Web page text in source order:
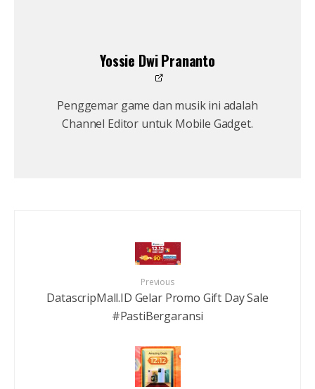
Yossie Dwi Prananto
Penggemar game dan musik ini adalah
Channel Editor untuk Mobile Gadget.
Previous
DatascripMall.ID Gelar Promo Gift Day Sale
#PastiBergaransi